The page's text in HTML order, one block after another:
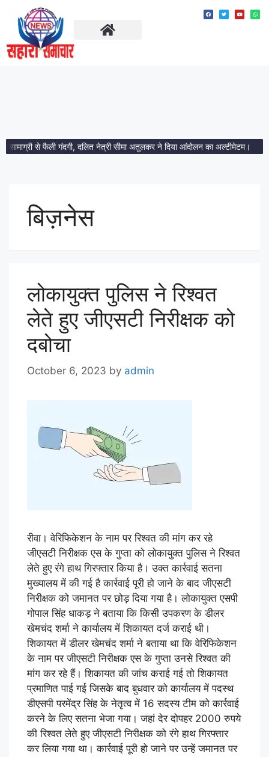
से फैली गंदगी, दलित नेत्री सीमा अतुलकर ने दिया आंदोलन का अल्टीमेटम। आमला
बिज़नेस
लोकायुक्त पुलिस ने रिश्वत
लेते हुए जीएसटी निरीक्षक को
दबोचा
October 6, 2023 by admin
रीवा। वेरिफिकेशन के नाम पर रिश्वत की मांग कर रहे
जीएसटी निरीक्षक एस के गुप्ता को लोकायुक्त पुलिस ने रिश्वत
लेते हुए रंगे हाथ गिरफ्तार किया है। उक्त कार्रवाई सतना
मुख्यालय में की गई है कार्रवाई पूरी हो जाने के बाद जीएसटी
निरीक्षक को जमानत पर छोड़ दिया गया है। लोकायुक्त एसपी
गोपाल सिंह धाकड़ ने बताया कि किसी उपकरण के डीलर
खेमचंद शर्मा ने कार्यालय में शिकायत दर्ज कराई थी।
शिकायत में डीलर खेमचंद शर्मा ने बताया था कि वेरिफिकेशन
के नाम पर जीएसटी निरीक्षक एस के गुप्ता उनसे रिश्वत की
मांग कर रहे हैं। शिकायत की जांच कराई गई तो शिकायत
प्रमाणित पाई गई जिसके बाद बुधवार को कार्यालय में पदस्थ
डीएसपी परमेंद्र सिंह के नेतृत्व में 16 सदस्य टीम को कार्रवाई
करने के लिए सतना भेजा गया। जहां देर दोपहर 2000 रुपये
की रिश्वत लेते हुए जीएसटी निरीक्षक को रंगे हाथ गिरफ्तार
कर लिया गया था। कार्रवाई पूरी हो जाने पर उन्हें जमानत पर